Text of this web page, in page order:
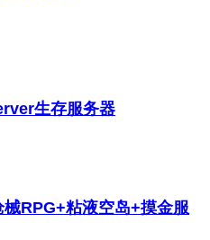
生存服务器
RPG+粘液空岛+摸金服